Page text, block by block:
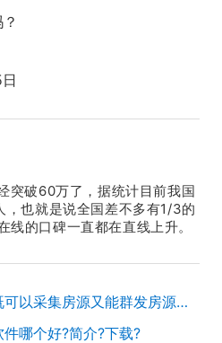
突破60万了，据统计目前我国
，也就是说全国差不多有1/3的
线的口碑一直都在直线上升。
想找一款既可以采集房源又能群发房源的软件？
哪个好?简介?下载?